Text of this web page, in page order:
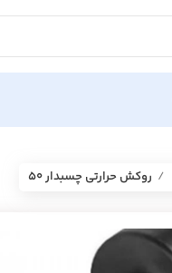
روکش حرارتی چسبدار ۵۰